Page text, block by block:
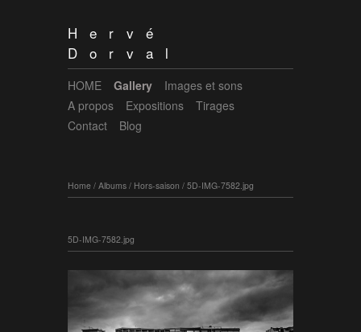
Hervé
Dorval
HOME Gallery
Images et sons
A propos
Expositions
Tirages
Contact
Blog
Home / Albums / Hors-saison / 5D-IMG-7582.jpg
5D-IMG-7582.jpg